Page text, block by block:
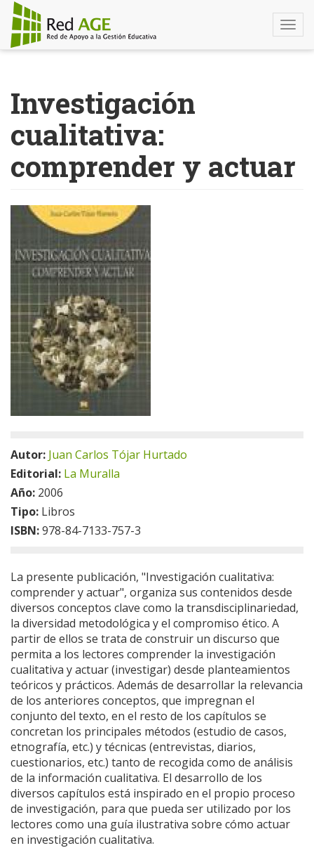
contenido
principal
Investigación
cualitativa:
comprender y actuar
Autor: Juan Carlos Tójar Hurtado
Editorial: La Muralla
Año: 2006
Tipo: Libros
ISBN:978-84-7133-757-3
La presente publicación, "Investigación cualitativa:
comprender y actuar", organiza sus contenidos desde
diversos conceptos clave como la transdisciplinariedad,
la diversidad metodológica y el compromiso ético. A
partir de ellos se trata de construir un discurso que
permita a los lectores comprender la investigación
cualitativa y actuar (investigar) desde planteamientos
teóricos y prácticos. Además de desarrollar la relevancia
de los anteriores conceptos, que impregnan el
conjunto del texto, en el resto de los capítulos se
concretan los principales métodos (estudio de casos,
etnografía, etc.) y técnicas (entrevistas, diarios,
cuestionarios, etc.) tanto de recogida como de análisis
de la información cualitativa. El desarrollo de los
diversos capítulos está inspirado en el propio proceso
de investigación, para que pueda ser utilizado por los
lectores como una guía ilustrativa sobre cómo actuar
en investigación cualitativa.